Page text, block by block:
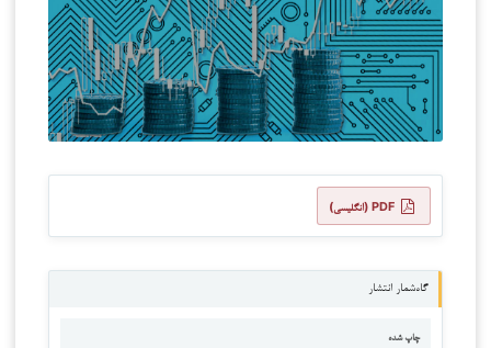
PDF (انگلیسی)
گاه‌شمار انتشار
چاپ شده